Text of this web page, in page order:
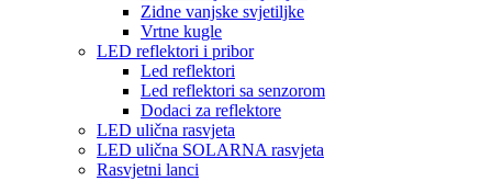
Zidne vanjske svjetiljke
Vrtne kugle
LED reflektori i pribor
Led reflektori
Led reflektori sa senzorom
Dodaci za reflektore
LED ulična rasvjeta
LED ulična SOLARNA rasvjeta
Rasvjetni lanci